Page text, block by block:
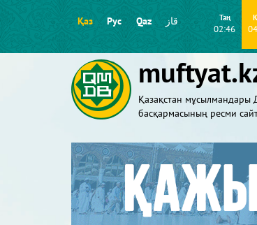
Қаз Рус Qaz قاز Таң
02:46
Қазақстан мұсылмандары
басқармасының ресми